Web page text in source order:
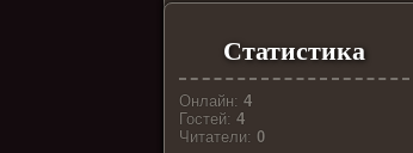
Статистика
Онлайн: 4
Гостей: 4
Читатели: 0